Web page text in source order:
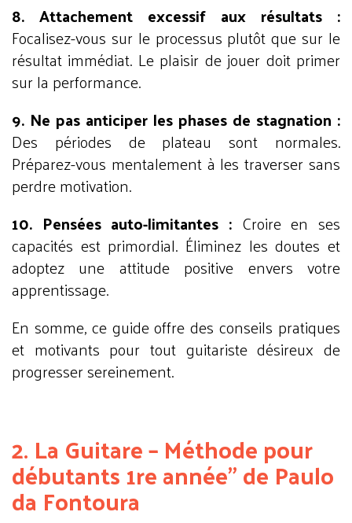
8. Attachement excessif aux résultats :
Focalisez-vous sur le processus plutôt que sur le
résultat immédiat. Le plaisir de jouer doit primer
sur la performance.
9. Ne pas anticiper les phases de stagnation :
Des périodes de plateau sont normales.
Préparez-vous mentalement à les traverser sans
perdre motivation.
10. Pensées auto-limitantes : Croire en ses
capacités est primordial. Éliminez les doutes et
adoptez une attitude positive envers votre
apprentissage.
En somme, ce guide offre des conseils pratiques
et motivants pour tout guitariste désireux de
progresser sereinement.
2. La Guitare – Méthode pour
débutants 1re année" de Paulo
da Fontoura